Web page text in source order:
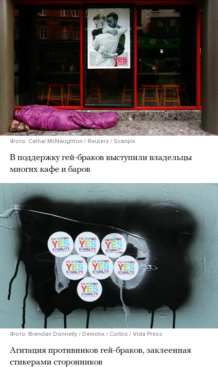
Фото: Cathal McNaughton / Reuters / Scanpix
В поддержку гей-браков выступили владельцы
многих кафе и баров
Фото: Brendan Donnelly / Demotix / Corbis / Vida Press
Агитация противников гей-браков, заклеенная
стикерами сторонников